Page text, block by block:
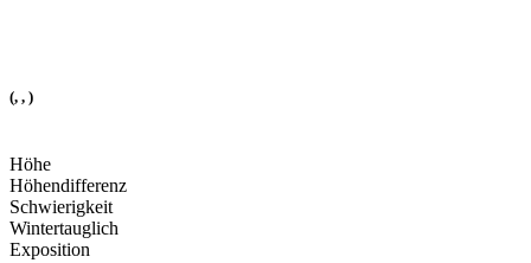
(, , )
Höhe
Höhendifferenz
Schwierigkeit
Wintertauglich
Exposition